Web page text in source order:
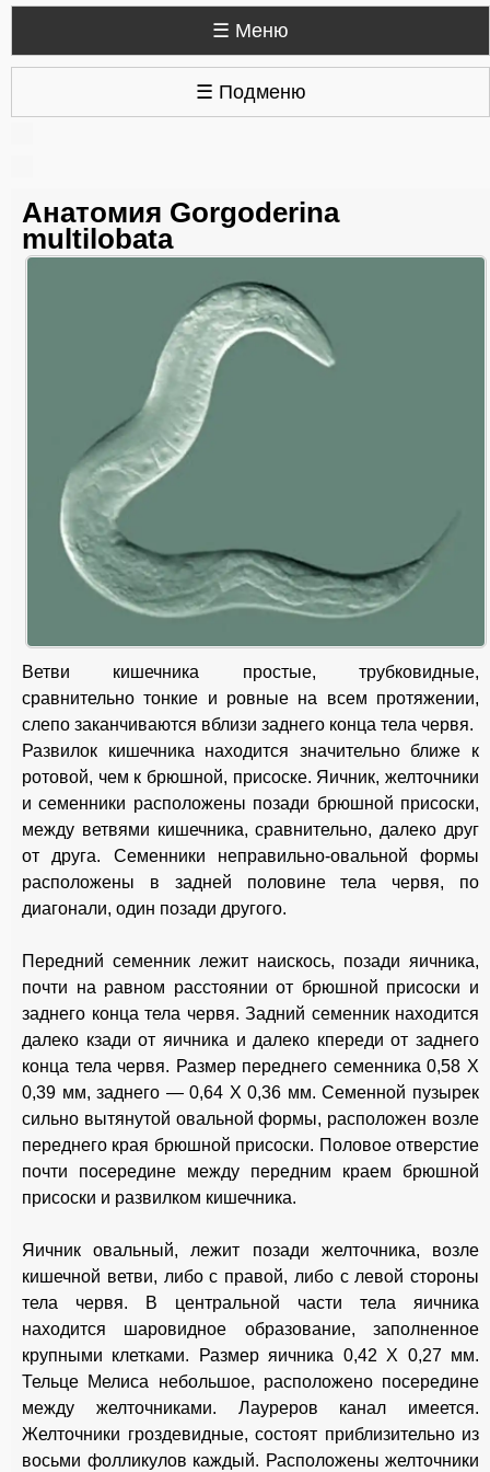
☰ Меню
☰ Подменю
Анатомия Gorgoderina
multilobata
Ветви кишечника простые, трубковидные,
сравнительно тонкие и ровные на всем протяжении,
слепо заканчиваются вблизи заднего конца тела червя.
Развилок кишечника находится значительно ближе к
ротовой, чем к брюшной, присоске. Яичник, желточники
и семенники расположены позади брюшной присоски,
между ветвями кишечника, сравнительно, далеко друг
от друга. Семенники неправильно-овальной формы
расположены в задней половине тела червя, по
диагонали, один позади другого.
Передний семенник лежит наискось, позади яичника,
почти на равном расстоянии от брюшной присоски и
заднего конца тела червя. Задний семенник находится
далеко кзади от яичника и далеко кпереди от заднего
конца тела червя. Размер переднего семенника 0,58 X
0,39 мм, заднего — 0,64 X 0,36 мм. Семенной пузырек
сильно вытянутой овальной формы, расположен возле
переднего края брюшной присоски. Половое отверстие
почти посередине между передним краем брюшной
присоски и развилком кишечника.
Яичник овальный, лежит позади желточника, возле
кишечной ветви, либо с правой, либо с левой стороны
тела червя. В центральной части тела яичника
находится шаровидное образование, заполненное
крупными клетками. Размер яичника 0,42 X 0,27 мм.
Тельце Мелиса небольшое, расположено посередине
между желточниками. Лауреров канал имеется.
Желточники гроздевидные, состоят приблизительно из
восьми фолликулов каждый. Расположены желточники